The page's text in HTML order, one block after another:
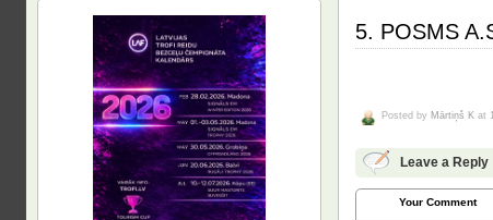
5. POSMS
Posted by Mārtiņš K at
Leave a Reply
Your Comment